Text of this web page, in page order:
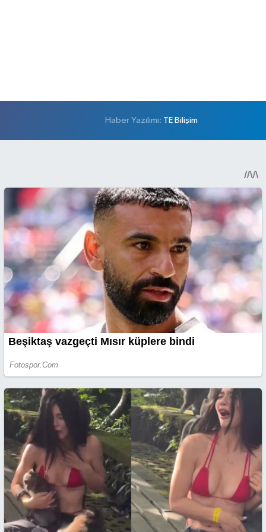
Haber Yazılımı: TE Bilişim